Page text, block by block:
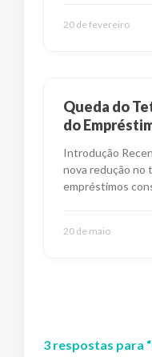
20 de fevereiro
Queda do
do
Introdução
nova redução no
empréstimos
20 de maio
3 respostas para “